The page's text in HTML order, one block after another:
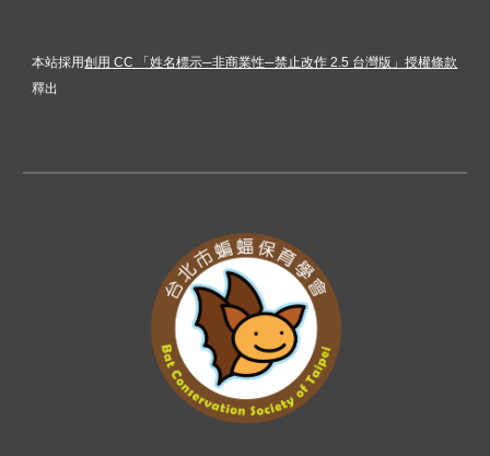
本站採用創用 CC 「姓名標示─非商業性─禁止改作 2.5 台灣版」授權條款
釋出